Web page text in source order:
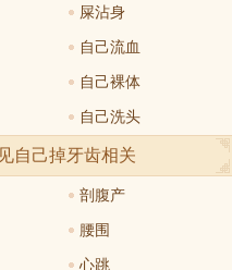
屎沾身
自己流血
自己裸体
自己洗头
自己掉牙齿相关
剖腹产
腰围
心跳